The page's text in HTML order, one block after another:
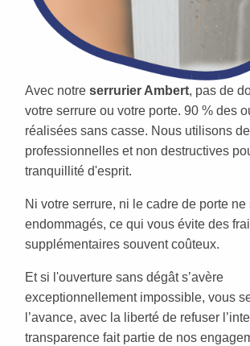
Avec notre serrurier Ambert, pas de
votre serrure ou votre porte. 90 % des
réalisées sans casse. Nous utilisons
professionnelles et non destructives
tranquillité d'esprit.
Ni votre serrure, ni le cadre de porte ne
endommagés, ce qui vous évite des
supplémentaires souvent coûteux.
Et si l'ouverture sans dégât s’avère
exceptionnellement impossible, vous
l’avance, avec la liberté de refuser
transparence fait partie de nos